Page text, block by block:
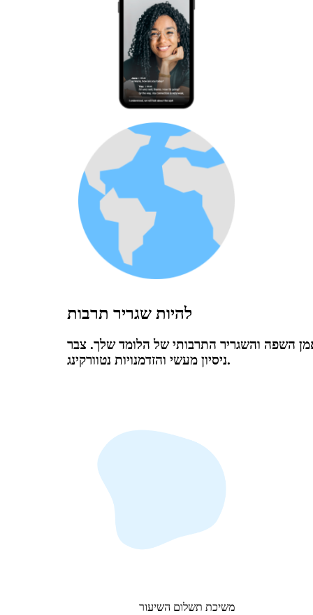
להיות שגריר תרבות
השפה והשגריר התרבותי של הלומד שלך. צבר
ניסיון מעשי והזדמנויות נטוורקינג.
משיכת תשלום השיעור